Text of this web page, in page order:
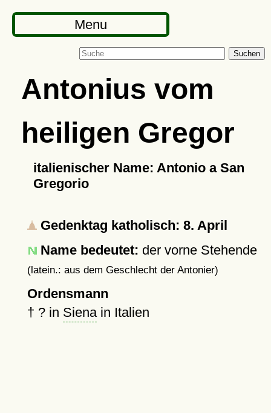
Menu
Suchen
Antonius vom
heiligen Gregor
italienischer Name: Antonio a San
Gregorio
Gedenktag katholisch: 8. April
Name bedeutet: der vorne Stehende
(latein.: aus dem Geschlecht der Antonier)
Ordensmann
† ?in Sienain Italien